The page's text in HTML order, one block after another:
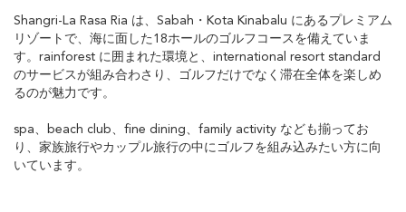
Shangri-La Rasa Ria は、Sabah・Kota Kinabalu にあるプレミアム
リゾートで、海に面した18ホールのゴルフコースを備えていま
す。rainforest に囲まれた環境と、international resort standard
のサービスが組み合わさり、ゴルフだけでなく滞在全体を楽しめ
るのが魅力です。
spa、beach club、fine dining、family activity なども揃ってお
り、家族旅行やカップル旅行の中にゴルフを組み込みたい方に向
いています。